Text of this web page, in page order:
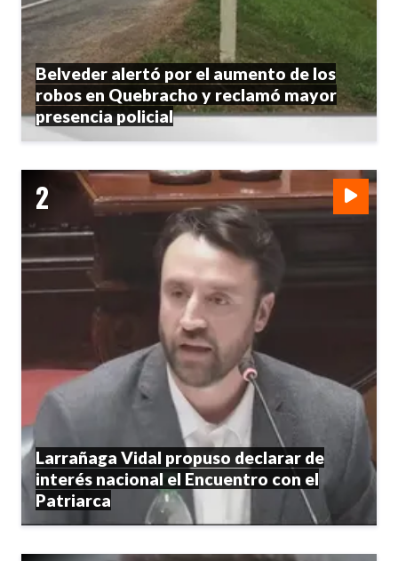
Belveder alertó por el aumento de los
robos en Quebracho y reclamó mayor
presencia policial
Larrañaga Vidal propuso declarar de
interés nacional el Encuentro con el
Patriarca